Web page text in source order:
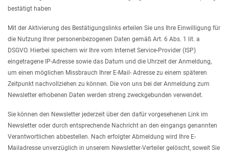
bestätigt haben
Mit der Aktivierung des Bestätigungslinks erteilen Sie uns Ihre Einwilligung für
die Nutzung Ihrer personenbezogenen Daten gemäß Art. 6 Abs. 1 lit. a
DSGVO. Hierbei speichern wir Ihre vom Internet Service-Provider (ISP)
eingetragene IP-Adresse sowie das Datum und die Uhrzeit der Anmeldung,
um einen möglichen Missbrauch Ihrer E-Mail- Adresse zu einem späteren
Zeitpunkt nachvollziehen zu können. Die von uns bei der Anmeldung zum
Newsletter erhobenen Daten werden streng zweckgebunden verwendet.
Sie können den Newsletter jederzeit über den dafür vorgesehenen Link im
Newsletter oder durch entsprechende Nachricht an den eingangs genannten
Verantwortlichen abbestellen. Nach erfolgter Abmeldung wird Ihre E-
Mailadresse unverzüglich in unserem Newsletter-Verteiler gelöscht, soweit Sie